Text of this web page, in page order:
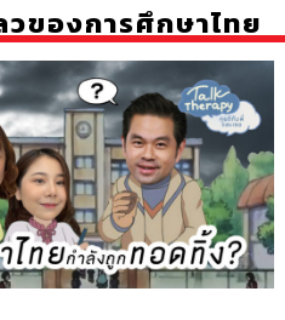
วของการศึกษาไทย